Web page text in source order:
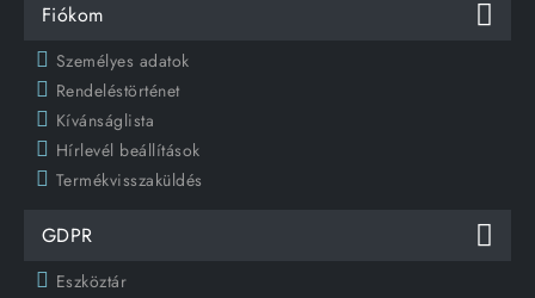
Fiókom
Személyes adatok
Rendeléstörténet
Kívánságlista
Hírlevél beállítások
Termékvisszaküldés
GDPR
Eszköztár